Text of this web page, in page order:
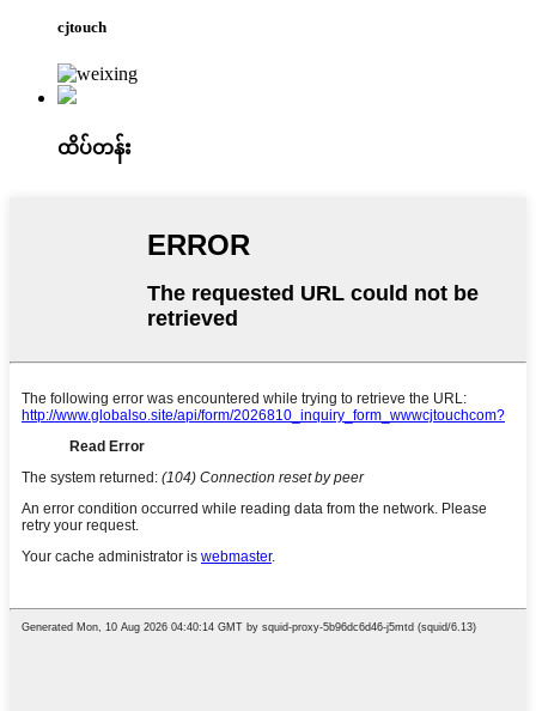
cjtouch
ထိပ်တန်း